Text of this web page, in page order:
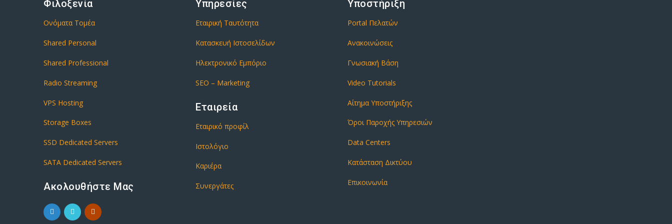
Φιλοξενία
Ονόματα Τομέα
Shared Personal
Shared Professional
Radio Streaming
VPS Hosting
Storage Boxes
SSD Dedicated Servers
SATA Dedicated Servers
Ακολουθήστε Μας
Υπηρεσίες
Εταιρική Ταυτότητα
Κατασκευή Ιστοσελίδων
Ηλεκτρονικό Εμπόριο
SEO – Marketing
Εταιρεία
Εταιρικό προφίλ
Ιστολόγιο
Καριέρα
Συνεργάτες
Υποστήριξη
Portal Πελατών
Ανακοινώσεις
Γνωσιακή Βάση
Video Tutorials
Αίτημα Υποστήριξης
Όροι Παροχής Υπηρεσιών
Data Centers
Κατάσταση Δικτύου
Επικοινωνία